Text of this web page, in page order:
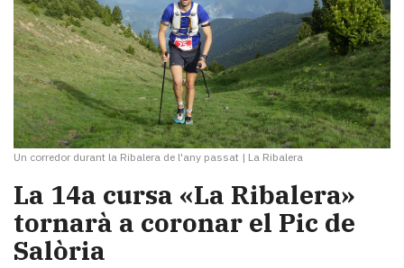
Un corredor durant la Ribalera de l'any passat | La Ribalera
La 14a cursa «La Ribalera»
tornarà a coronar el Pic de
Salòria